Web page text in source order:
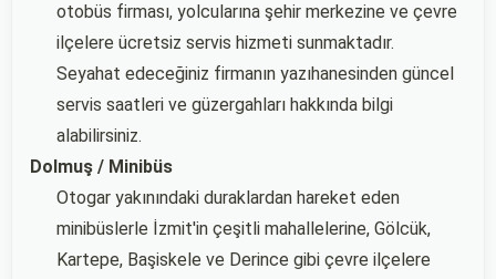
otobüs firması, yolcularına şehir merkezine ve çevre
ilçelere ücretsiz servis hizmeti sunmaktadır.
Seyahat edeceğiniz firmanın yazıhanesinden güncel
servis saatleri ve güzergahları hakkında bilgi
alabilirsiniz.
Dolmuş / Minibüs
Otogar yakınındaki duraklardan hareket eden
minibüslerle İzmit'in çeşitli mahallelerine, Gölcük,
Kartepe, Başiskele ve Derince gibi çevre ilçelere